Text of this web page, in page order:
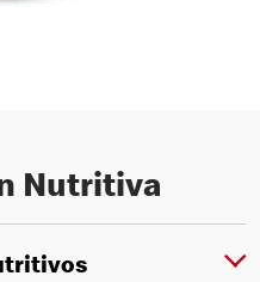
Nutritiva